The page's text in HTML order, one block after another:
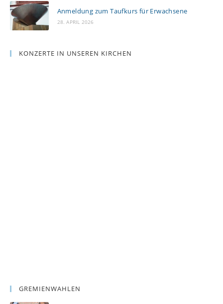
Anmeldung zum Taufkurs für Erwachsene
28. APRIL 2026
KONZERTE IN UNSEREN KIRCHEN
GREMIENWAHLEN